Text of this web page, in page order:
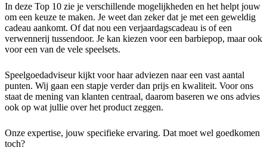
In deze Top 10 zie je verschillende mogelijkheden en het helpt jouw
om een keuze te maken. Je weet dan zeker dat je met een geweldig
cadeau aankomt. Of dat nou een verjaardagscadeau is of een
verwennerij tussendoor. Je kan kiezen voor een barbiepop, maar ook
voor een van de vele speelsets.
Speelgoedadviseur kijkt voor haar adviezen naar een vast aantal
punten. Wij gaan een stapje verder dan prijs en kwaliteit. Voor ons
staat de mening van klanten centraal, daarom baseren we ons advies
ook op wat jullie over het product zeggen.
Onze expertise, jouw specifieke ervaring. Dat moet wel goedkomen
toch?